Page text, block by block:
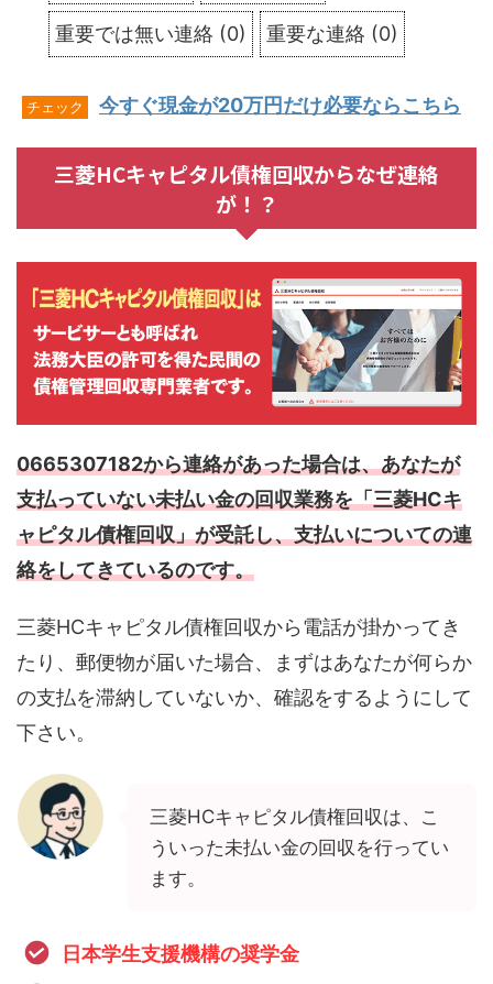
重要では無い連絡 (0) 重要な連絡 (0)
チェック 今すぐ現金が20万円だけ必要ならこちら
三菱HCキャピタル債権回収からなぜ連絡
が！？
0665307182から連絡があった場合は、あなたが
支払っていない未払い金の回収業務を「三菱HCキ
ャピタル債権回収」が受託し、支払いについての連
絡をしてきているのです。
三菱HCキャピタル債権回収から電話が掛かってき
たり、郵便物が届いた場合、まずはあなたが何らか
の支払を滞納していないか、確認をするようにして
下さい。
三菱HCキャピタル債権回収は、こ
ういった未払い金の回収を行ってい
ます。
日本学生支援機構の奨学金